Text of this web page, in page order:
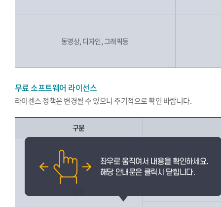
동영상, 디자인, 그래픽등
무료 소프트웨어 라이선스
라이센스 정책은 변경될 수 있으니 주기적으로 확인 바랍니다.
구분